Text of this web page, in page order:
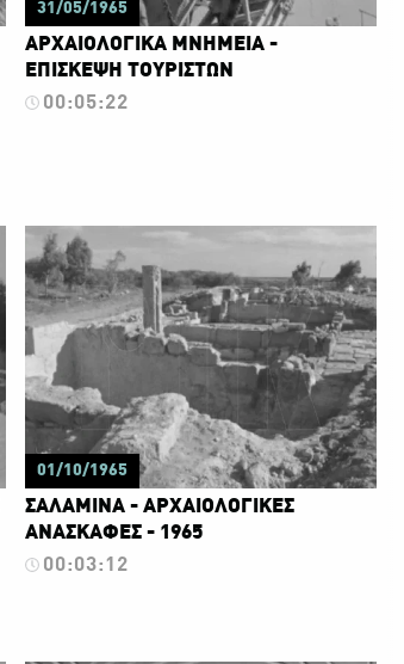
31/05/1965
ΑΡΧΑΙΟΛΟΓΙΚΑ ΜΝΗΜΕΙΑ -
ΕΠΙΣΚΕΨΗ ΤΟΥΡΙΣΤΩΝ
00:05:22
01/10/1965
ΣΑΛΑΜΙΝΑ - ΑΡΧΑΙΟΛΟΓΙΚΕΣ
ΑΝΑΣΚΑΦΕΣ - 1965
00:03:12